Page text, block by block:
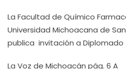
La Facultad de Químico
Universidad Michoacana de
publica invitación a Diplomado
La Voz de Michoacán pág. 6 A